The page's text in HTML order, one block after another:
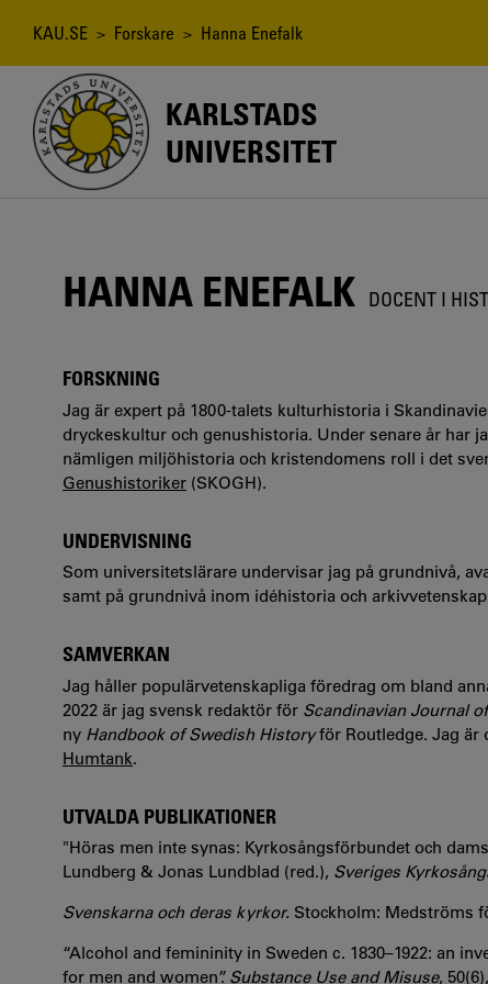
Länkstig
KAU.SE > Forskare > Hanna Enefalk
KARLSTADS
UNIVERSITET
HANNA ENEFALK DOCENT I
FORSKNING
Jag är expert på 1800-talets kulturhistoria i
dryckeskultur och genushistoria. Under senare år har
nämligen miljöhistoria och kristendomens roll i det
Genushistoriker (SKOGH).
UNDERVISNING
Som universitetslärare undervisar jag på grundnivå,
samt på grundnivå inom idéhistoria och
SAMVERKAN
Jag håller populärvetenskapliga föredrag om bland
2022 är jag svensk redaktör för Scandinavian Journal
ny Handbook of Swedish Historyför Routledge. Jag är
Humtank.
UTVALDA PUBLIKATIONER
"Höras men inte synas: Kyrkosångsförbundet och
Lundberg & Jonas Lundblad (red.), Sveriges
Svenskarna och deras kyrkor. Stockholm: Medströms
“Alcohol and femininity in Sweden c. 1830–1922: an
for men and women”. Substance Use and Misuse,